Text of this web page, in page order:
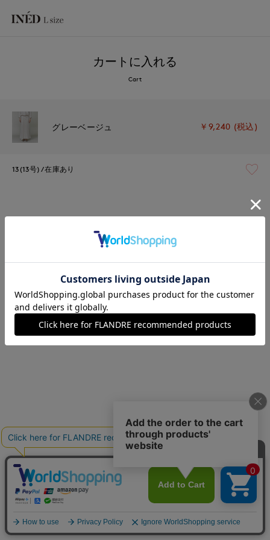
カートに入れる
Cart
グレーベージュ ￥9,240 (税込)
13(13号) 在庫あり